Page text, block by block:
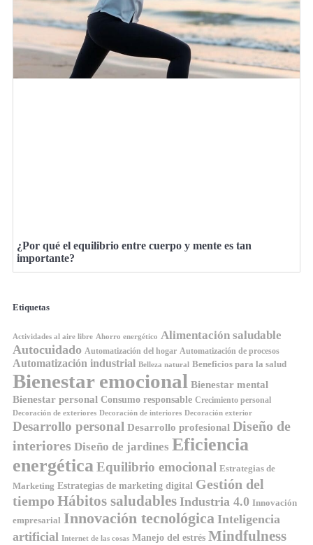
¿Por qué el equilibrio entre cuerpo y mente es tan
importante?
Etiquetas
Actividades al aire libre Ahorro energético Alimentación saludable
Autocuidado Automatización del hogar Automatización de procesos
Automatización industrial Belleza natural Beneficios para la salud
Bienestar emocional Bienestar mental
Bienestar personal Consumo responsable Crecimiento personal
Decoración de exteriores Decoración de interiores Decoración exterior
Desarrollo personal Desarrollo profesional Diseño de
interiores Diseño de jardines Eficiencia
energéticaEquilibrio emocional Estrategias de
Marketing Estrategias de marketing digital Gestión del
tiempo Hábitos saludables Industria 4.0 Innovación
empresarial Innovación tecnológica Inteligencia
artificial Internet de las cosas Manejo del estrés Mindfulness